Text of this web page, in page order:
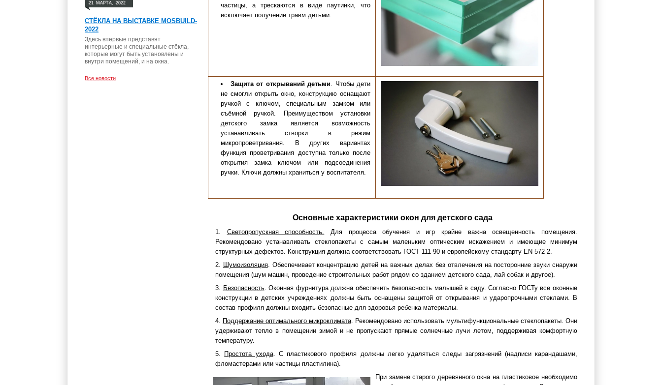
частицы, а трескаются в виде паутинки, что
исключает получение травм детьми.
Защита от открываний детьми. Чтобы дети
не смогли открыть окно, конструкцию оснащают
ручкой с ключом, специальным замком или
съёмной ручкой. Преимуществом установки
детского замка является возможность
устанавливать створки в режим
микропроветривания. В других вариантах
функция проветривания доступна только после
открытия замка ключом или подсоединения
ручки. Ключи должны храниться у воспитателя.
Основные характеристики окон для детского сада
Светопропускная способность. Для процесса обучения и игр крайне важна освещенность помещения.
Рекомендовано устанавливать стеклопакеты с самым маленьким оптическим искажением и имеющие минимум
структурных дефектов. Конструкция должна соответствовать ГОСТ 111-90 и европейскому стандарту EN-572-2.
Шумоизоляция. Обеспечивает концентрацию детей на важных делах без отвлечения на посторонние звуки снаружи
помещения (шум машин, проведение строительных работ рядом со зданием детского сада, лай собак и другое).
Безопасность. Оконная фурнитура должна обеспечить безопасность малышей в саду. Согласно ГОСТу все оконные
конструкции в детских учреждениях должны быть оснащены защитой от открывания и ударопрочными стеклами. В
состав профиля должны входить безопасные для здоровья ребенка материалы.
Поддержание оптимального микроклимата. Рекомендовано использовать мультифункциональные стеклопакеты. Они
удерживают тепло в помещении зимой и не пропускают прямые солнечные лучи летом, поддерживая комфортную
температуру.
Простота ухода. С пластикового профиля должны легко удаляться следы загрязнений (надписи карандашами,
фломастерами или частицы пластилина).
При замене старого деревянного окна на пластиковое необходимо
21 МАРТА, 2022
СТЁКЛА НА ВЫСТАВКЕ MOSBUILD-
2022
Здесь впервые представят
интерьерные и специальные стёкла,
которые могут быть установлены и
внутри помещений, и на окна.
Все новости